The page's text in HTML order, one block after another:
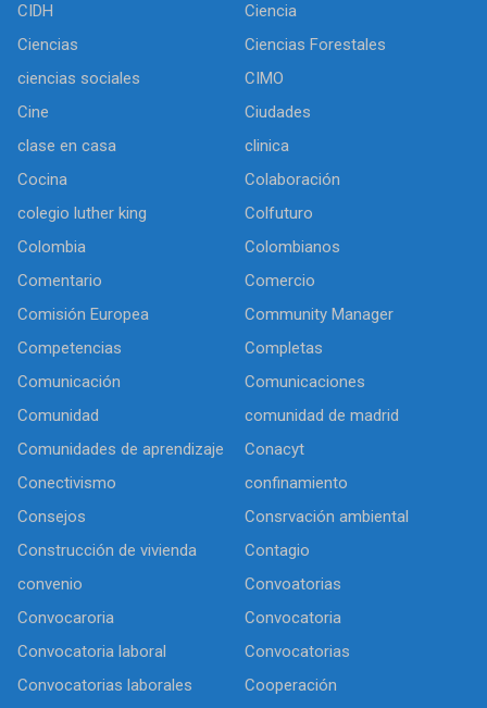
CIDH
Ciencia
Ciencias
Ciencias Forestales
ciencias sociales
CIMO
Cine
Ciudades
clase en casa
clinica
Cocina
Colaboración
colegio luther king
Colfuturo
Colombia
Colombianos
Comentario
Comercio
Comisión Europea
Community Manager
Competencias
Completas
Comunicación
Comunicaciones
Comunidad
comunidad de madrid
Comunidades de aprendizaje
Conacyt
Conectivismo
confinamiento
Consejos
Consrvación ambiental
Construcción de vivienda
Contagio
convenio
Convoatorias
Convocaroria
Convocatoria
Convocatoria laboral
Convocatorias
Convocatorias laborales
Cooperación